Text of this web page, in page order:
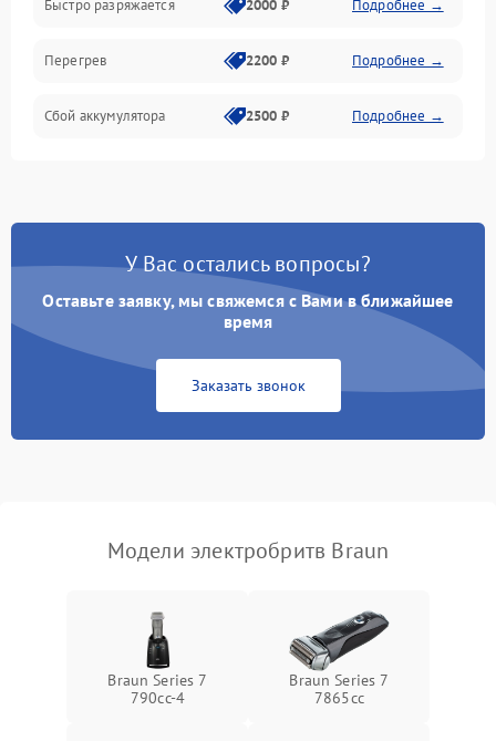
Быстро разряжается 2000 ₽ Подробнее →
Перегрев 2200 ₽ Подробнее →
Сбой аккумулятора 2500 ₽ Подробнее →
У Вас остались вопросы?
Оставьте заявку, мы свяжемся с Вами в ближайшее
время
Заказать звонок
Модели электробритв Braun
Braun Series 7
790cc‑4
Braun Series 7
7865cc